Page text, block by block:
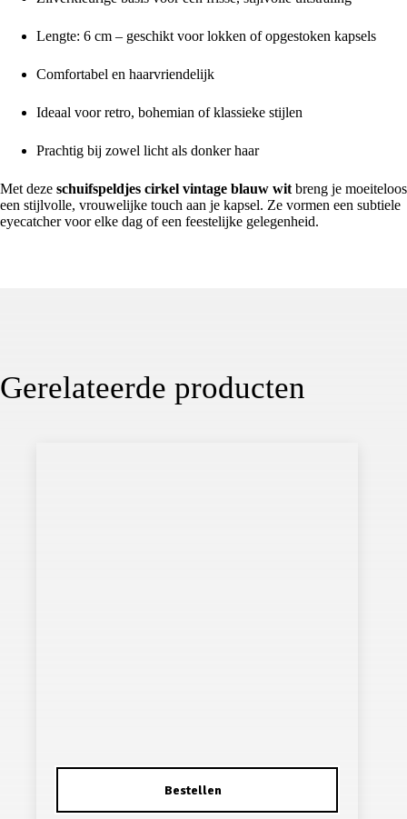
Lengte: 6 cm – geschikt voor lokken of opgestoken kapsels
Comfortabel en haarvriendelijk
Ideaal voor retro, bohemian of klassieke stijlen
Prachtig bij zowel licht als donker haar
Met deze schuifspeldjes cirkel vintage blauw wit breng je moeiteloos
een stijlvolle, vrouwelijke touch aan je kapsel. Ze vormen een subtiele
eyecatcher voor elke dag of een feestelijke gelegenheid.
Gerelateerde producten